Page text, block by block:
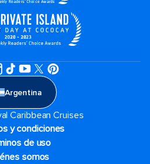
Argentina
Caribbean Cruises
y condiciones
de uso
somos